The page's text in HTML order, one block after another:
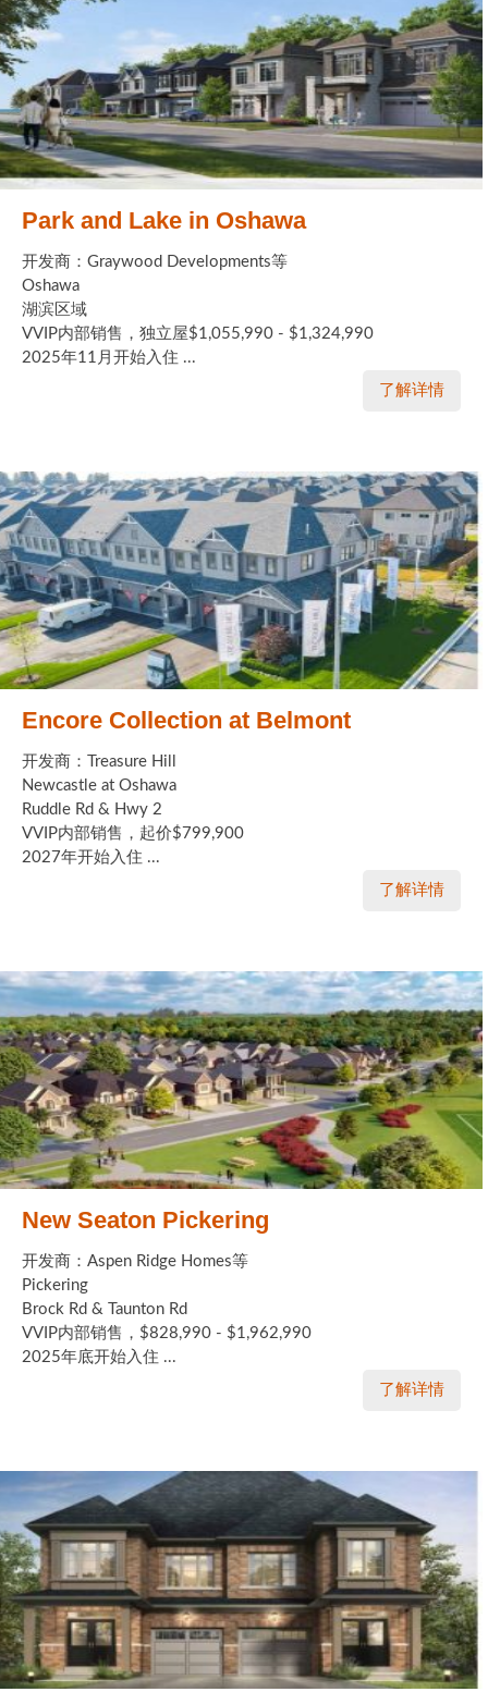
Park and Lake in Oshawa
开发商：Graywood Developments等
Oshawa
湖滨区域
VVIP内部销售，独立屋$1,055,990 - $1,324,990
2025年11月开始入住 ...
了解详情
Encore Collection at Belmont
开发商：Treasure Hill
Newcastle at Oshawa
Ruddle Rd & Hwy 2
VVIP内部销售，起价$799,900
2027年开始入住 ...
了解详情
New Seaton Pickering
开发商：Aspen Ridge Homes等
Pickering
Brock Rd & Taunton Rd
VVIP内部销售，$828,990 - $1,962,990
2025年底开始入住 ...
了解详情